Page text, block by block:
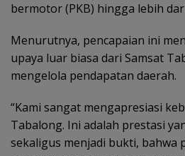
bermotor (PKB) hingga lebih
Menurutnya, pencapaian ini
upaya luar biasa dari Samsat
mengelola pendapatan daerah.
“Kami sangat mengapresiasi
Tabalong. Ini adalah prestasi
sekaligus menjadi bukti, bahwa